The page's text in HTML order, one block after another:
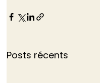
Posts récents